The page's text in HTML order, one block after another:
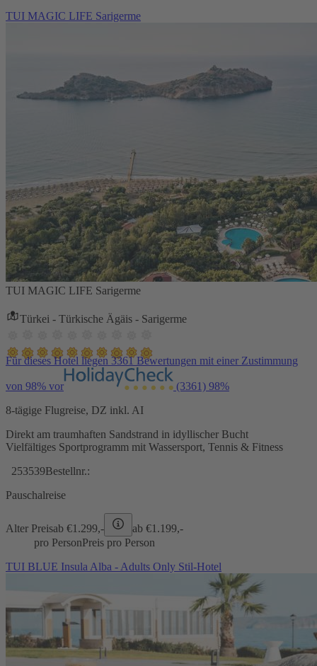
TUI MAGIC LIFE Sarigerme
TUI MAGIC LIFE Sarigerme
Türkei - Türkische Ägäis - Sarigerme
Für dieses Hotel liegen 3361 Bewertungen mit einer Zustimmung
von 98% vor (3361) 98%
8-tägige Flugreise, DZ inkl. AI
Direkt am traumhaften Sandstrand in idyllischer Bucht
Vielfältiges Sportprogramm mit Wassersport, Tennis & Fitness
253539Bestellnr.:
Pauschalreise
Alter Preisab €1.299,- ab €1.199,-
pro PersonPreis pro Person
TUI BLUE Insula Alba - Adults Only Stil-Hotel